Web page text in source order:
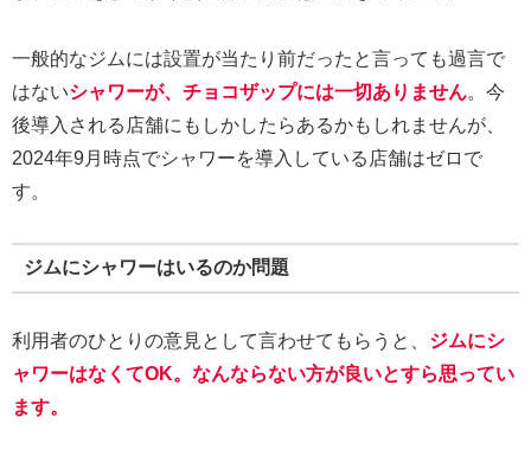
一般的なジムには設置が当たり前だったと言っても過言で
はないシャワーが、チョコザップには一切ありません。今
後導入される店舗にもしかしたらあるかもしれませんが、
2024年9月時点でシャワーを導入している店舗はゼロで
す。
ジムにシャワーはいるのか問題
利用者のひとりの意見として言わせてもらうと、 ジムにシ
ャワーはなくてOK。なんならない方が良いとすら思ってい
ます。